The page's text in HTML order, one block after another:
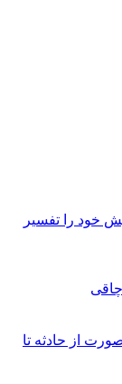
خود را تفسیر
از حادثه تا